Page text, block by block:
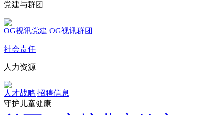
党建与群团
OG视讯党建 OG视讯群团
社会责任
人力资源
人才战略 招聘信息
守护儿童健康